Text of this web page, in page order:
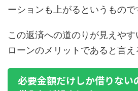
ーションも上がるというもので
この返済への道のりが見えや
ローンのメリットであると言え
必要金額だけしか借りない